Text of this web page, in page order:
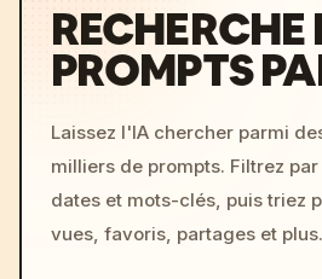
RECHERCHE
PROMPTS
Laissez l'IA chercher parmi
milliers de prompts. Filtrez
dates et mots-clés, puis triez
vues, favoris, partages et plus.